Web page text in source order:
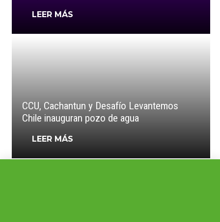
LEER MÁS
CCU, Cachantun y Desafío Levantemos
Chile inauguran pozo de agua
LEER MÁS